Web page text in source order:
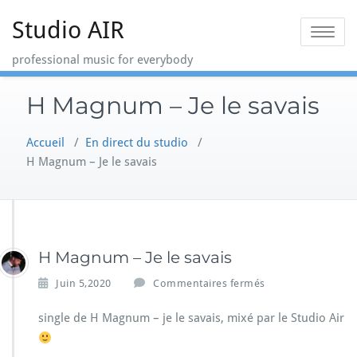
Studio AIR
professional music for everybody
Toggle
H Magnum – Je le savais
Accueil / En direct du studio /
H Magnum – Je le savais
H Magnum – Je le savais
Juin 5,2020 Commentaires fermés
r
single de H Magnum – je le savais, mixé par le Studio Air